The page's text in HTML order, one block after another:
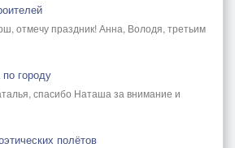
отмечу праздник! Анна, Володя, третьим
городу
спасибо Наташа за внимание и
полётов